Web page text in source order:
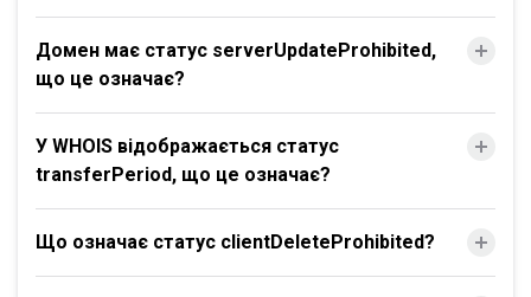
Домен має статус serverUpdateProhibited,
що це означає?
У WHOIS відображається статус
transferPeriod, що це означає?
Що означає статус clientDeleteProhibited?